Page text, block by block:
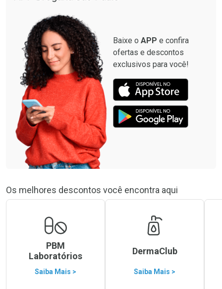
Baixe o APP e confira
ofertas e descontos
exclusivos para você!
Os melhores descontos você encontra aqui
PBM
Laboratórios
Saiba Mais >
DermaClub
Saiba Mais >